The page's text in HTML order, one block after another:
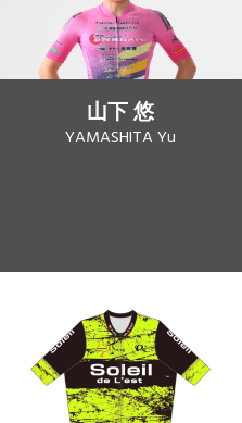
山下 悠
YAMASHITA Yu